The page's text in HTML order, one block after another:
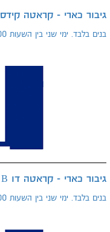
גיבור כארי - קראטה קידס 8-11
בנים בלבד. ימי שני בין השעות 17:15-18:00. מועבר ע"י מדריכים מ"גיבור ...
גיבור כארי - קראטה דו B
בנים בלבד. ימי שני בין השעות 19:10-20:00. מועבר ע"י מדריכים מ"גיבור ...